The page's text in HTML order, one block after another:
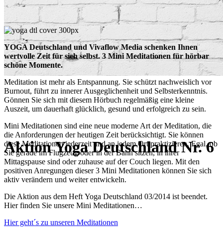
Aktion Yoga Deutschland Nr. 6
YOGA Deutschland und Vivaflow Media schenken Ihnen
wertvolle Zeit für sich selbst. 3 Mini Meditationen für hörbar
schöne Momente.
Meditation ist mehr als Entspannung. Sie schützt nachweislich vor
Burnout, führt zu innerer Ausgeglichenheit und Selbsterkenntnis.
Gönnen Sie sich mit diesem Hörbuch regelmäßig eine kleine
Auszeit, um dauerhaft glücklich, gesund und erfolgreich zu sein.
Mini Meditationen sind eine neue moderne Art der Meditation, die
die Anforderungen der heutigen Zeit berücksichtigt. Sie können
diese Meditationen jederzeit und an jedem Ort praktizieren. Egal, ob
Sie gerade im Flugzeug oder in der Bahn sitzen, in ihrer
Mittagspause sind oder zuhause auf der Couch liegen. Mit den
positiven Anregungen dieser 3 Mini Meditationen können Sie sich
aktiv verändern und weiter entwickeln.
Die Aktion aus dem Heft Yoga Deutschland 03/2014 ist beendet.
Hier finden Sie unsere Mini Meditationen…
Hier geht´s zu unseren Meditationen